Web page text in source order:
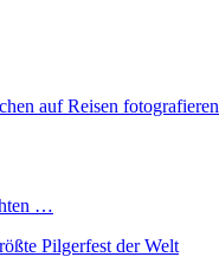
auf Reisen fotografieren
…
Pilgerfest der Welt